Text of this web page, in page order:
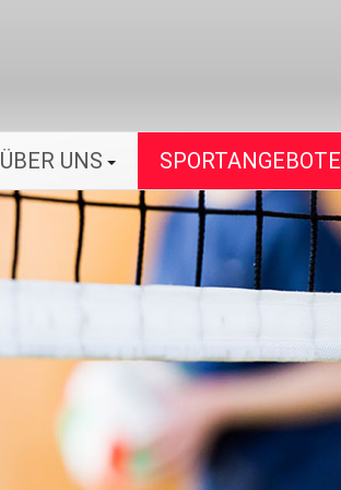
ÜBER UNS SPORTANGEBOTE